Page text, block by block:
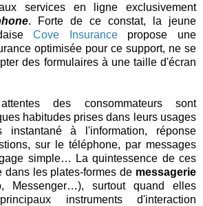
services en ligne exclusivement
. Forte de ce constat, la jeune
Cove Insurancepropose une
optimisée pour ce support, ne se
des formulaires à une taille d'écran
des consommateurs sont
habitudes prises dans leurs usages
instantané à l'information, réponse
sur le téléphone, par messages
simple… La quintessence de ces
dans les plates-formes de messagerie
Messenger…), surtout quand elles
instruments d'interaction